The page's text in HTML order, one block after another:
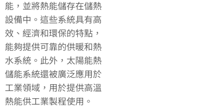
能，並將熱能儲存在儲熱
設備中。這些系統具有高
效、經濟和環保的特點，
能夠提供可靠的供暖和熱
水系統。此外，太陽能熱
儲能系統還被廣泛應用於
工業領域，用於提供高溫
熱能供工業製程使用。